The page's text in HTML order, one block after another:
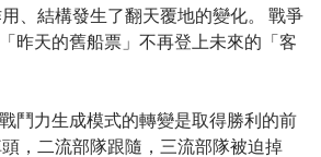
、結構發生了翻天覆地的變化。 戰爭
昨天的舊船票」不再登上未來的「客
鬥力生成模式的轉變是取得勝利的前
，二流部隊跟隨，三流部隊被迫掉